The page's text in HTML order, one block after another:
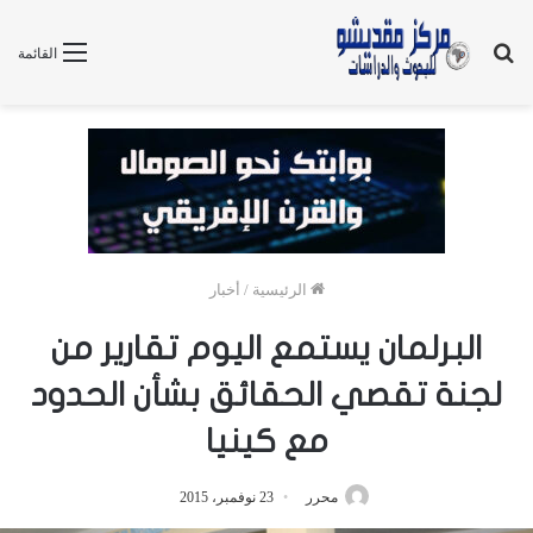
القائمة
بحث
الرئيسية / أخبار
البرلمان يستمع اليوم تقارير من
لجنة تقصي الحقائق بشأن الحدود
مع كينيا
محرر 23 نوفمبر، 2015